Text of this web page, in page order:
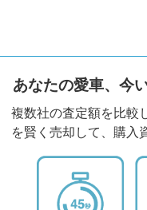
あなたの愛車、今
複数社の査定額を比較
を賢く売却して、購入